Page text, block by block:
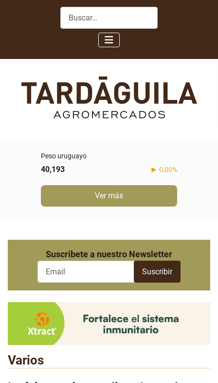
Buscar
Peso uruguayo
40,193 0,00%
Ver más
Suscribete a nuestro Newsletter
Varios